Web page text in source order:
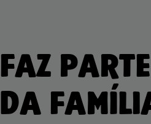
FAZ PARTE
DA